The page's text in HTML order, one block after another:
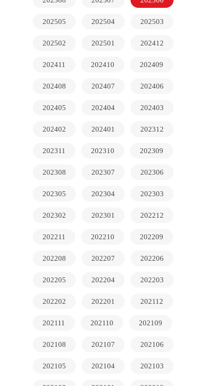
202505 202504 202503
202502 202501 202412
202411 202410 202409
202408 202407 202406
202405 202404 202403
202402 202401 202312
202311 202310 202309
202308 202307 202306
202305 202304 202303
202302 202301 202212
202211 202210 202209
202208 202207 202206
202205 202204 202203
202202 202201 202112
202111 202110 202109
202108 202107 202106
202105 202104 202103